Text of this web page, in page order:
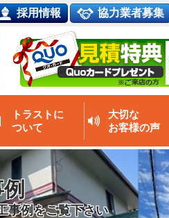
採用情報 協力業者募集
トラストに
ついて
大切な
お客様の声
事例をご覧下さい